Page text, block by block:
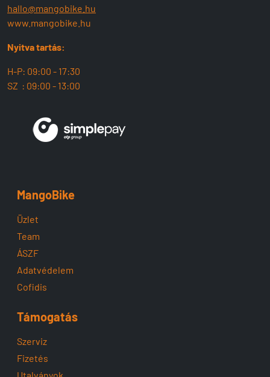
hallo@mangobike.hu
www.mangobike.hu
Nyitva tartás:
H-P: 09:00 - 17:30
SZ : 09:00 - 13:00
MangoBike
Üzlet
Team
ÁSZF
Adatvédelem
Cofidis
Támogatás
Szerviz
Fizetés
Utalványok